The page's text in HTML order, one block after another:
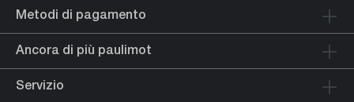
Metodi di pagamento
Ancora di più paulimot
Servizio